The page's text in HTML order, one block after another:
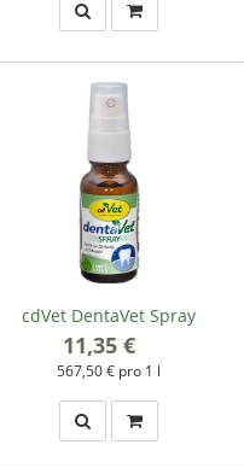
cdVet DentaVet Spray
11,35 €
567,50 € pro 1 l